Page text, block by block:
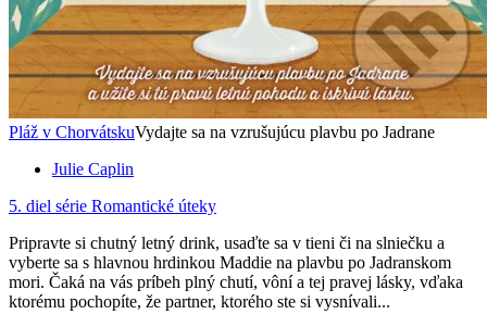
Pláž v ChorvátskuVydajte sa na vzrušujúcu plavbu po Jadrane
Julie Caplin
5. diel série Romantické úteky
Pripravte si chutný letný drink, usaďte sa v tieni či na slniečku a
vyberte sa s hlavnou hrdinkou Maddie na plavbu po Jadranskom
mori. Čaká na vás príbeh plný chutí, vôní a tej pravej lásky, vďaka
ktorému pochopíte, že partner, ktorého ste si vysnívali...